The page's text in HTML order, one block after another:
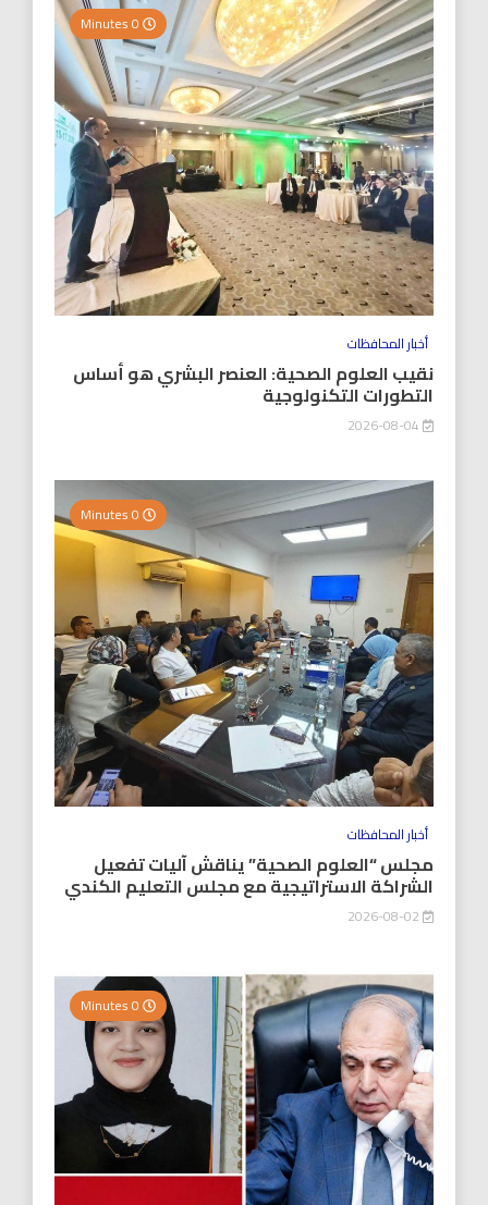
أخبار المحافظات
نقيب العلوم الصحية: العنصر البشري هو أساس
التطورات التكنولوجية
أخبار المحافظات
مجلس “العلوم الصحية” يناقش آليات تفعيل
الشراكة الاستراتيجية مع مجلس التعليم الكندي